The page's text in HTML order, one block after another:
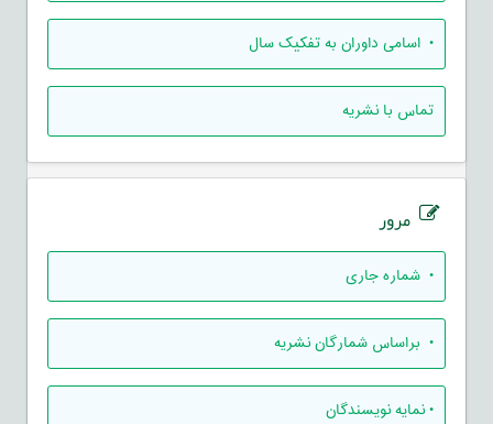
• اسامی داوران به تفکیک سال
تماس با نشریه
مرور
• شماره جاری
• براساس شمارگان نشریه
•نمایه نویسندگان